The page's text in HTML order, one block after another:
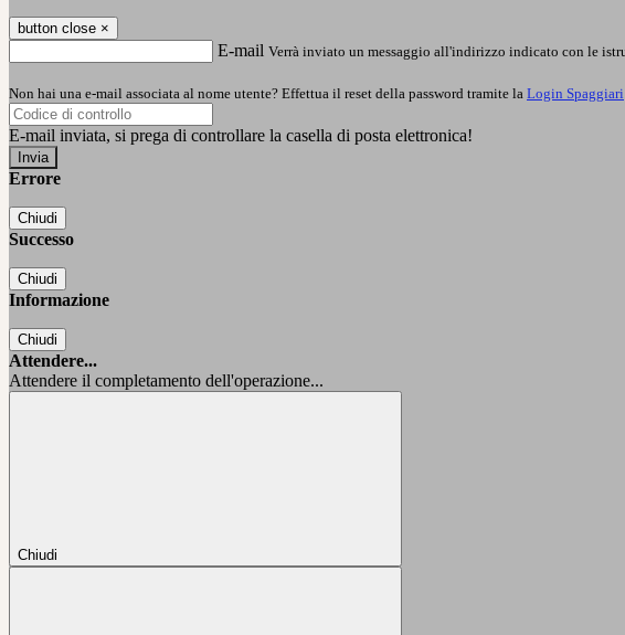
button close ×
E-mail Verrà inviato un messaggio all'indirizzo indicato con le
Non hai una e-mail associata al nome utente? Effettua il reset della password tramite la Login Spaggiari
E-mail inviata, si prega di controllare la casella di posta elettronica!
Errore
Chiudi
Successo
Chiudi
Informazione
Chiudi
Attendere...
Attendere il completamento dell'operazione...
Chiudi